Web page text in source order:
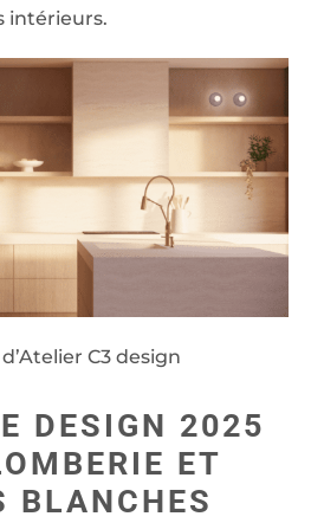
intérieurs.
C3 design
DESIGN 2025
ET
BLANCHES